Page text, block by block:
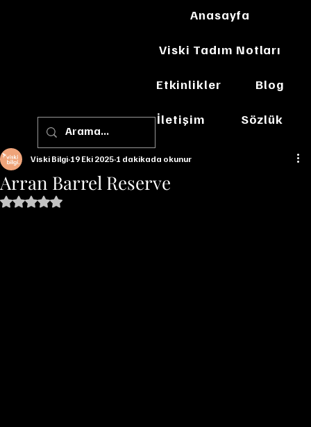
Anasayfa
Viski Tadım Notları
Etkinlikler Blog
İletişim Sözlük
Arran Barrel Reserve
Viski Bilgi 19 Eki 2025 1 dakikada okunur
5 üzerinden NaN yıldız